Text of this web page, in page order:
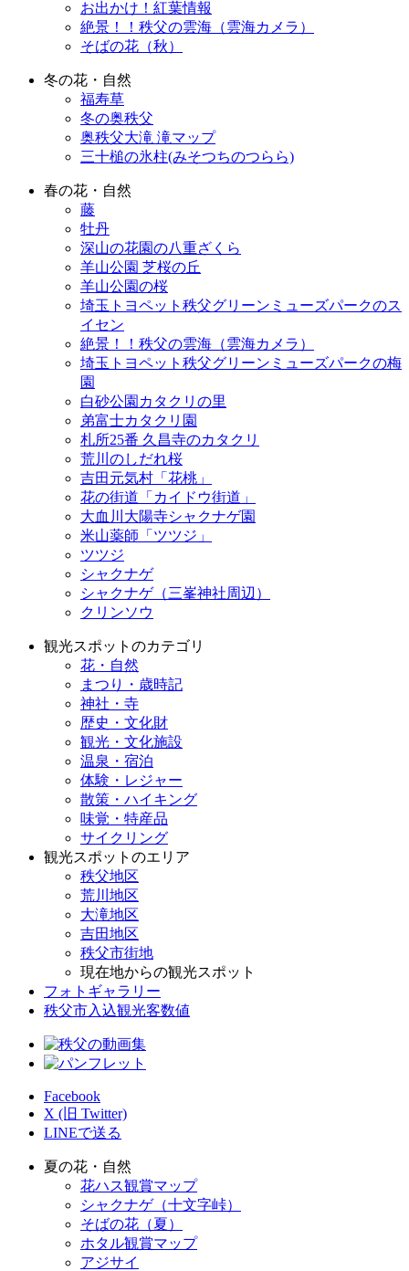
お出かけ！紅葉情報
絶景！！秩父の雲海（雲海カメラ）
そばの花（秋）
冬の花・自然
福寿草
冬の奥秩父
奥秩父大滝 滝マップ
三十槌の氷柱(みそつちのつらら)
春の花・自然
藤
牡丹
深山の花園の八重ざくら
羊山公園 芝桜の丘
羊山公園の桜
埼玉トヨペット秩父グリーンミューズパークのス
イセン
絶景！！秩父の雲海（雲海カメラ）
埼玉トヨペット秩父グリーンミューズパークの梅
園
白砂公園カタクリの里
弟富士カタクリ園
札所25番 久昌寺のカタクリ
荒川のしだれ桜
吉田元気村「花桃」
花の街道「カイドウ街道」
大血川大陽寺シャクナゲ園
米山薬師「ツツジ」
ツツジ
シャクナゲ
シャクナゲ（三峯神社周辺）
クリンソウ
観光スポットのカテゴリ
花・自然
まつり・歳時記
神社・寺
歴史・文化財
観光・文化施設
温泉・宿泊
体験・レジャー
散策・ハイキング
味覚・特産品
サイクリング
観光スポットのエリア
秩父地区
荒川地区
大滝地区
吉田地区
秩父市街地
現在地からの観光スポット
フォトギャラリー
秩父市入込観光客数値
Facebook
X (旧 Twitter)
LINEで送る
夏の花・自然
花ハス観賞マップ
シャクナゲ（十文字峠）
そばの花（夏）
ホタル観賞マップ
アジサイ